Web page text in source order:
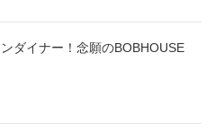
ダイナー！念願のBOBHOUSE